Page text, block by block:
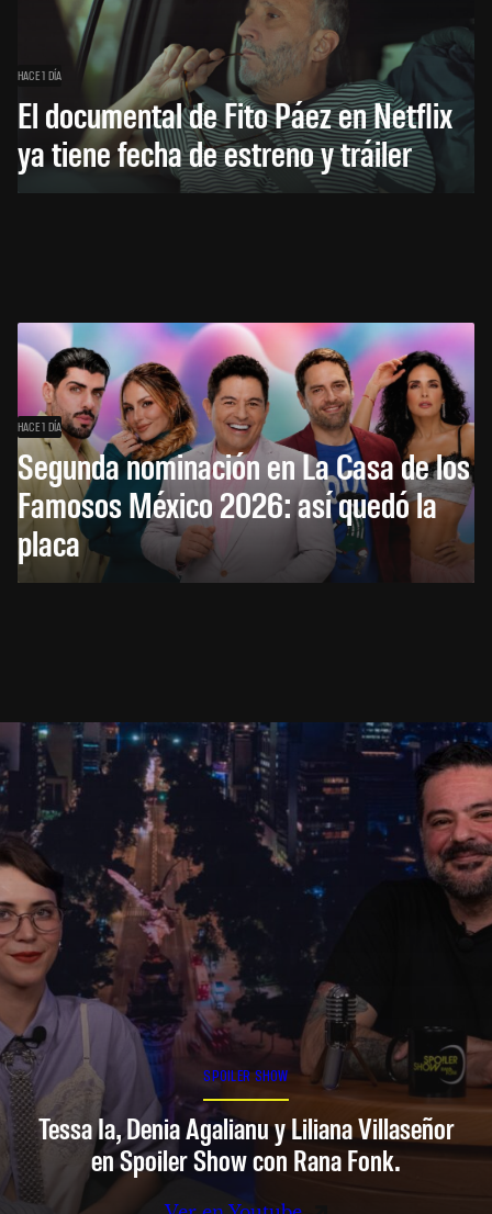
HACE 1 DÍA
El documental de Fito Páez en Netflix
ya tiene fecha de estreno y tráiler
HACE 1 DÍA
Segunda nominación en La Casa de los
Famosos México 2026: así quedó la
placa
SPOILER SHOW
Tessa Ia, Denia Agalianu y Liliana Villaseñor
en Spoiler Show con Rana Fonk.